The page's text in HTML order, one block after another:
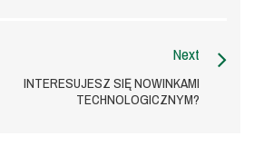
Next
INTERESUJESZ SIĘ NOWINKAMI
TECHNOLOGICZNYM?